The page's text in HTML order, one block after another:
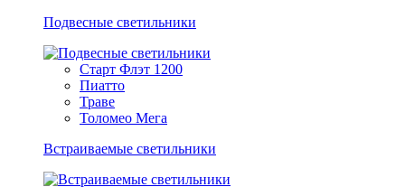
Подвесные светильники
Старт Флэт 1200
Пиатто
Траве
Толомео Мега
Встраиваемые светильники